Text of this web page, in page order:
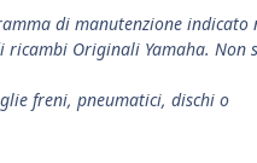
di manutenzione indicato
ricambi Originali Yamaha. Non
freni, pneumatici, dischi o